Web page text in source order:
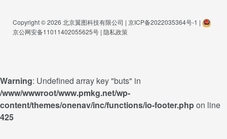
Copyright © 2026 北京翼图科技有限公司 | 京ICP备2022035364号-1 |
京公网安备11011402055625号 | 隐私政策
Warning: Undefined array key "buts" in
/www/wwwroot/www.pmkg.net/wp-
content/themes/onenav/inc/functions/io-footer.phpon line
425